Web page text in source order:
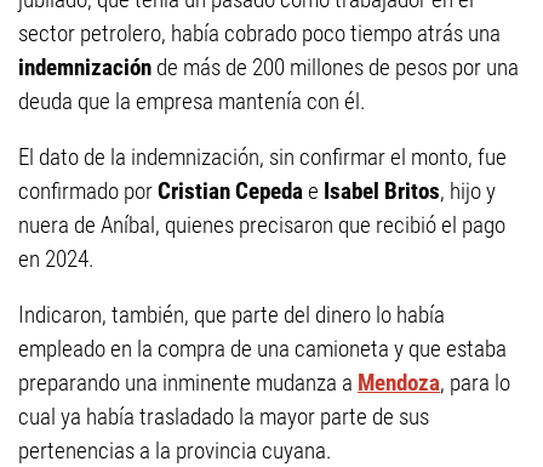
sector petrolero, había cobrado poco tiempo atrás una
indemnización de más de 200 millones de pesos por una
deuda que la empresa mantenía con él.
El dato de la indemnización, sin confirmar el monto, fue
confirmado porCristian Cepedae Isabel Britos, hijo y
nuera de Aníbal, quienes precisaron que recibió el pago
en 2024.
Indicaron, también, que parte del dinero lo había
empleado en la compra de una camioneta y que estaba
preparando una inminente mudanza a Mendoza, para lo
cual ya había trasladado la mayor parte de sus
pertenencias a la provincia cuyana.